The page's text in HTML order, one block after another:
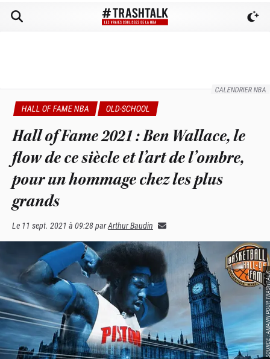
CALENDRIER NBA
HALL OF FAME NBA OLD-SCHOOL
Hall of Fame 2021 : Ben Wallace, le
flow de ce siècle et l’art de l’ombre,
pour un hommage chez les plus
grands
Le 11 sept. 2021 à 09:28parArthur Baudin
SOURCE :